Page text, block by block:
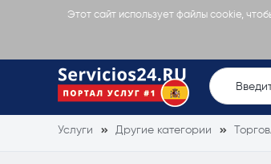
Этот сайт использует файлы cookie,
Услуги Другие категории